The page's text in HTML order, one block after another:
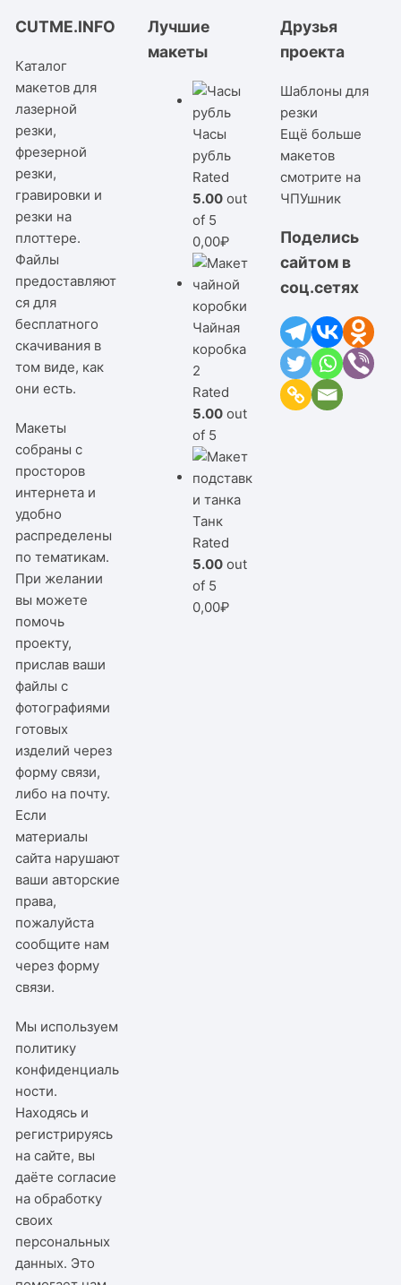
CUTME.INFO
Каталог
макетов для
лазерной
резки,
фрезерной
резки,
гравировки и
резки на
плоттере.
Файлы
предоставляют
ся для
бесплатного
скачивания в
том виде, как
они есть.
Макеты
собраны с
просторов
интернета и
удобно
распределены
по тематикам.
При желании
вы можете
помочь
проекту,
прислав ваши
файлы с
фотографиями
готовых
изделий через
форму связи,
либо на почту.
Если
материалы
сайта нарушают
ваши авторские
права,
пожалуйста
сообщите нам
черезформу
связи.
Мы используем
политику
конфиденциаль
ности.
Находясь и
регистрируясь
на сайте, вы
даёте согласие
на обработку
своих
персональных
данных. Это
Лучшие
макеты
Часы
рубль
Rated
5.00 out
of 5
0,00₽
Чайная
коробка
2
Rated
5.00 out
of 5
Танк
Rated
5.00 out
of 5
0,00₽
Друзья
проекта
Шаблоны для
резки
Ещё больше
макетов
смотрите на
ЧПУшник
Поделись
сайтом в
соц.сетях